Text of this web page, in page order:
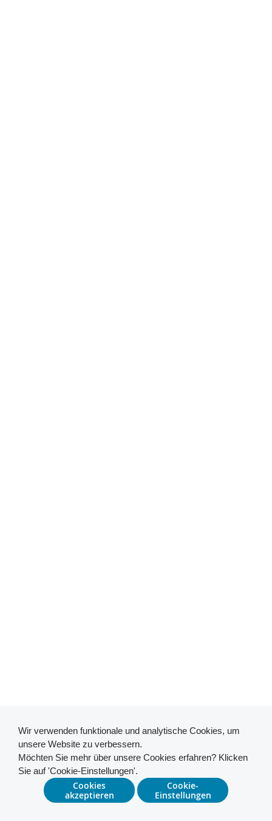
Wir verwenden funktionale und analytische Cookies, um
unsere Website zu verbessern.
Möchten Sie mehr über unsere Cookies erfahren? Klicken
Sie auf 'Cookie-Einstellungen'.
Cookies
akzeptieren
Cookie-
Einstellungen